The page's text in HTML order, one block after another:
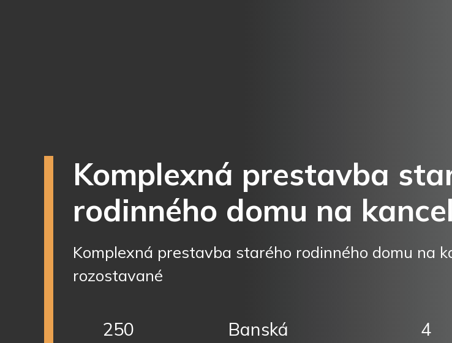
Komplexná prestavba
rodinného domu na
Komplexná prestavba starého rodinného domu na
rozostavané
250
Banská
4